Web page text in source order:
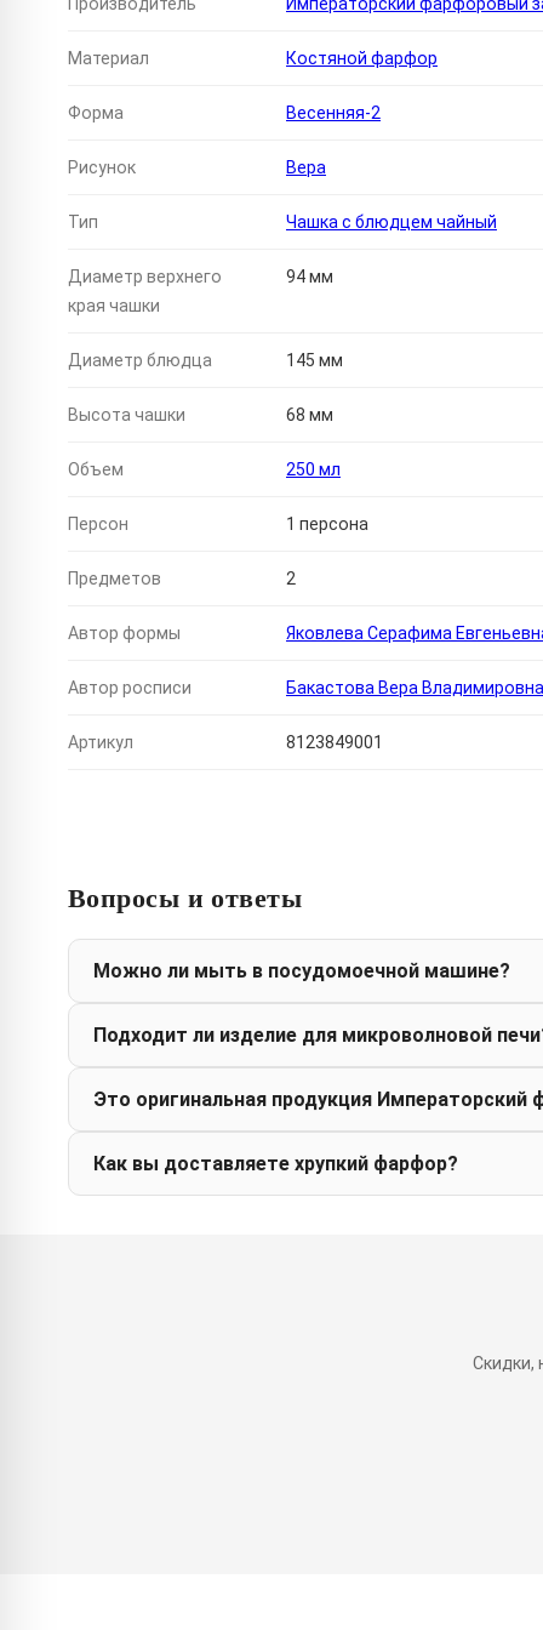
Производитель Императорский фарфоровый
Материал Костяной фарфор
Форма Весенняя-2
Рисунок Вера
Тип Чашка с блюдцем чайный
Диаметр верхнего
края чашки
94 мм
Диаметр блюдца 145 мм
Высота чашки 68 мм
Объем 250 мл
Персон 1 персона
Предметов 2
Автор формы Яковлева Серафима
Автор росписи Бакастова Вера Владимировна
Артикул 8123849001
Вопросы и ответы
Можно ли мыть в посудомоечной машине?
Подходит ли изделие для микроволновой
Это оригинальная продукция Императорский
Как вы доставляете хрупкий фарфор?
Скидки,